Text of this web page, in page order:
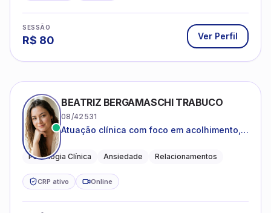
SESSÃO
R$ 80 Ver Perfil
BEATRIZ BERGAMASCHI TRABUCO
08/42531
Atuação clínica com foco em acolhimento,
Psicologia Clínica Ansiedade Relacionamentos
CRP ativo Online